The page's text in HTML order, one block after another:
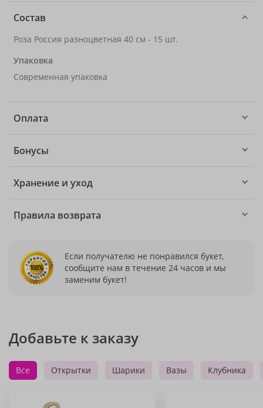
Состав
Роза Россия разноцветная 40 см - 15 шт.
Упаковка
Современная упаковка
Оплата
Бонусы
Хранение и уход
Правила возврата
Если получателю не понравился букет,
сообщите нам в течение 24 часов и мы
заменим букет!
Добавьте к заказу
Все Открытки Шарики Вазы Клубника